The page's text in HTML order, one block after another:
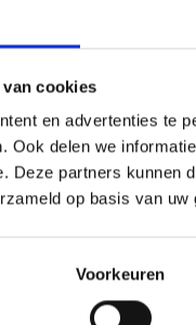
cookies
en advertenties te
Ook delen we
Deze partners kunnen
op basis van
Voorkeuren
(sport)toernooi,
de tekst
zijn, maar ook